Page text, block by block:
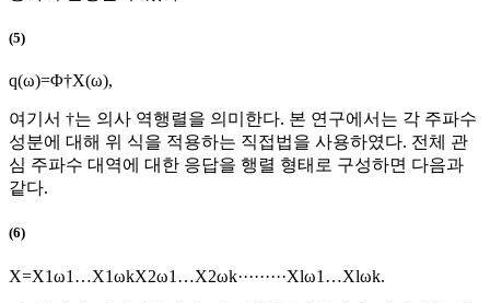
(5)
q(ω)=Φ†X(ω),
여기서 †는 의사 역행렬을 의미한다. 본 연구에서는 각 주파수
성분에 대해 위 식을 적용하는 직접법을 사용하였다. 전체 관
심 주파수 대역에 대한 응답을 행렬 형태로 구성하면 다음과
같다.
(6)
X=X1ω1 …X1ωkX2ω1 …X2ωk·········Xlω1 …Xlωk.